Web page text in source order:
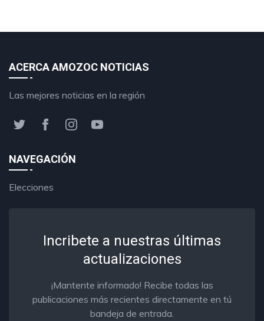
ACERCA AMOZOC NOTICIAS
Las mejores noticias en la región
NAVEGACIÓN
Elecciones
Incribete a nuestras últimas
actualizaciones
¡Mantente informado! Recibe todas las
publicaciones más recientes directamente en tú
bandeja de entrada.